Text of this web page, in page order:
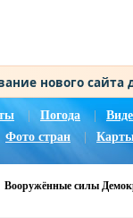
нового
Погода |
Фото стран
Вооружённые силы